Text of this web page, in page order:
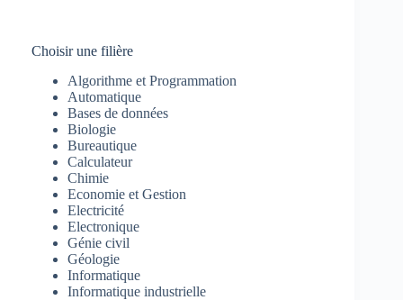
Choisir une filière
Algorithme et Programmation
Automatique
Bases de données
Biologie
Bureautique
Calculateur
Chimie
Economie et Gestion
Electricité
Electronique
Génie civil
Géologie
Informatique
Informatique industrielle